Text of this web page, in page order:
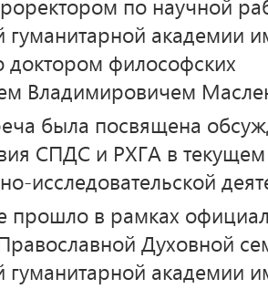
по научной
гуманитарной академии
доктором философских
Владимировичем
была посвящена
СПДС и РХГА в
исследовательской
прошло в рамках
Духовной
гуманитарной академии